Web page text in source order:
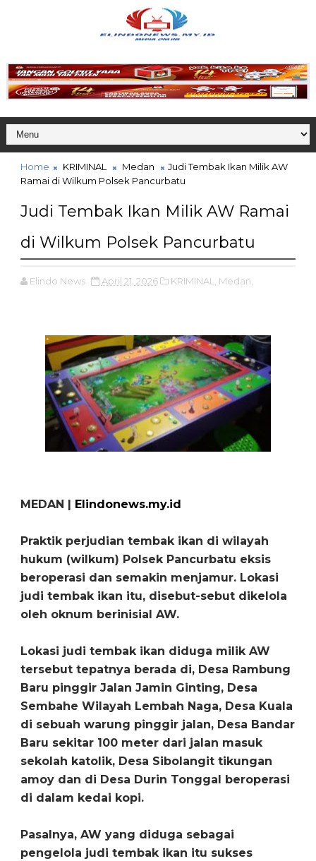
Home KRIMINAL Medan
Judi Tembak Ikan Milik AW
Ramai di Wilkum Polsek Pancurbatu
Judi Tembak Ikan Milik AW Ramai
di Wilkum Polsek Pancurbatu
Elindo News April 21, 2026 KRIMINAL, Medan,
MEDAN | Elindonews.my.id
Praktik perjudian tembak ikan di wilayah
hukum (wilkum) Polsek Pancurbatu eksis
beroperasi dan semakin menjamur. Lokasi
judi tembak ikan itu, disebut-sebut dikelola
oleh oknum berinisial AW.
Lokasi judi tembak ikan diduga milik AW
tersebut tepatnya berada di, Desa Rambung
Baru pinggir Jalan Jamin Ginting, Desa
Sembahe Wilayah Lembah Naga, Desa Kuala
di sebuah warung pinggir jalan, Desa Bandar
Baru sekitar 100 meter dari jalan masuk
sekolah katolik, Desa Sibolangit tikungan
amoy dan di Desa Durin Tonggal beroperasi
di dalam kedai kopi.
Pasalnya, AW yang diduga sebagai
pengelola judi tembak ikan itu sukses